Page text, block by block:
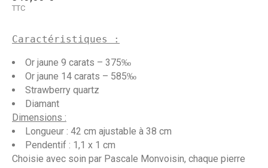
TTC
Caractéristiques :
Or jaune 9 carats – 375‰
Or jaune 14 carats – 585‰
Strawberry quartz
Diamant
Dimensions :
Longueur : 42 cm ajustable à 38 cm
Pendentif : 1,1 x 1 cm
Choisie avec soin par Pascale Monvoisin, chaque pierre